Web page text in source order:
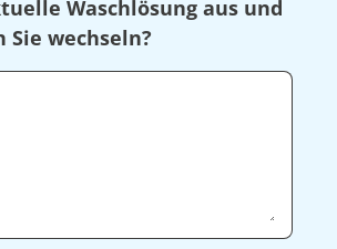
Waschlösung aus und
wechseln?